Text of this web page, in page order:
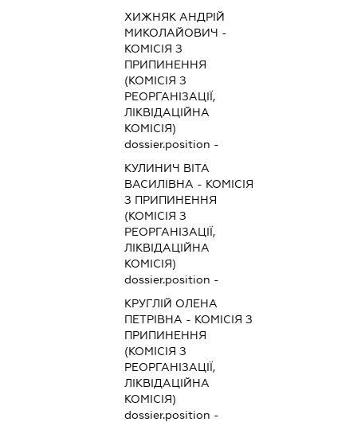
ХИЖНЯК АНДРІЙ
МИКОЛАЙОВИЧ -
КОМІСІЯ З
ПРИПИНЕННЯ
(КОМІСІЯ З
РЕОРГАНІЗАЦІЇ,
ЛІКВІДАЦІЙНА
КОМІСІЯ)
dossier.position -
КУЛИНИЧ ВІТА
ВАСИЛІВНА - КОМІСІЯ
З ПРИПИНЕННЯ
(КОМІСІЯ З
РЕОРГАНІЗАЦІЇ,
ЛІКВІДАЦІЙНА
КОМІСІЯ)
dossier.position -
КРУГЛІЙ ОЛЕНА
ПЕТРІВНА - КОМІСІЯ З
ПРИПИНЕННЯ
(КОМІСІЯ З
РЕОРГАНІЗАЦІЇ,
ЛІКВІДАЦІЙНА
КОМІСІЯ)
dossier.position -